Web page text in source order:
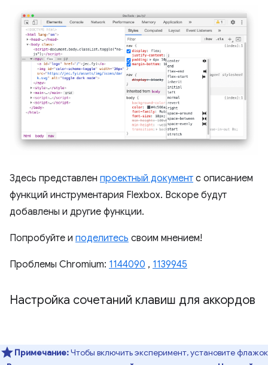
Здесь представлен проектный документ с описанием
функций инструментария Flexbox. Вскоре будут
добавлены и другие функции.
Попробуйте и поделитесь своим мнением!
Проблемы Chromium: 1144090 , 1139945
Настройка сочетаний клавиш для аккордов
Примечание:Чтобы включить эксперимент, установите флажок